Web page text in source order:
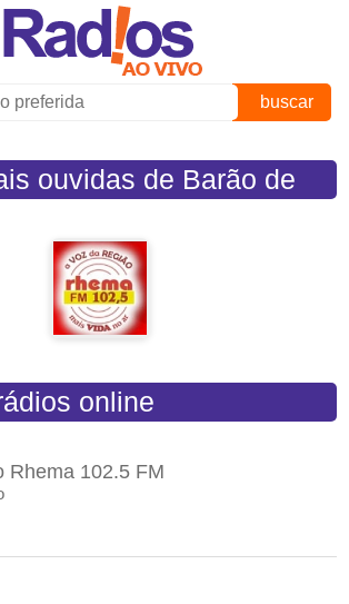
buscar
ouvidas de Barão de
online
Rhema 102.5 FM